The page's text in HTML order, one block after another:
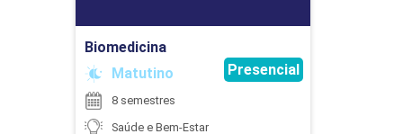
Biomedicina
Matutino
Presencial
8 semestres
Saúde e Bem-Estar